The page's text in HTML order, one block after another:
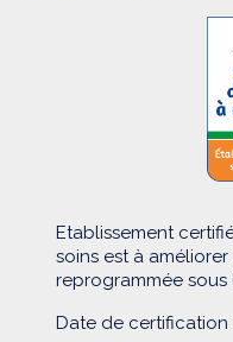
Etablissement
soins est à
reprogrammée sous
Date de certification